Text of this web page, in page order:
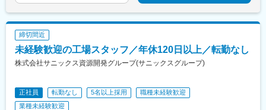
5000円＋一律地域手当4万円含む※いずれも固定残業代は残業の有
無に関わらず支給／超過分は別途支給
締切間近
未経験歓迎の工場スタッフ／年休120日以上／転勤なし
株式会社サニックス資源開発グループ(サニックスグループ)
正社員 転勤なし 5名以上採用
職種未経験歓迎
業種未経験歓迎